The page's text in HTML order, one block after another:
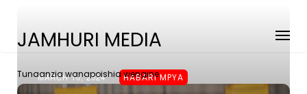
JAMHURI MEDIA
Tunaanzia wanapoishia wengine
MARCH 10, 2024 HABARI MPYA